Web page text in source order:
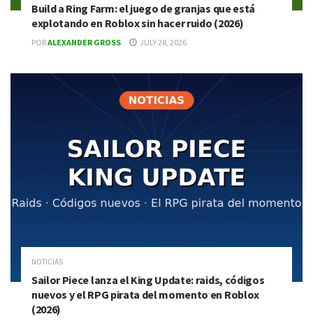
Build a Ring Farm: el juego de granjas que está
explotando en Roblox sin hacer ruido (2026)
PORALEXANDER GROSS JULY 28, 2026
NOTICIAS
Sailor Piece lanza el King Update: raids, códigos
nuevos y el RPG pirata del momento en Roblox
(2026)